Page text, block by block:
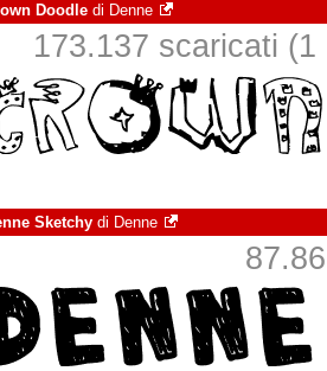
Doodle di Denne
173.137 scaricati (1
Sketchy di Denne